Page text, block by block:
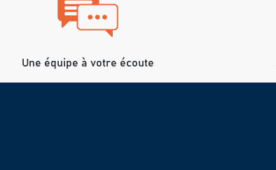
Une équipe à votre écoute